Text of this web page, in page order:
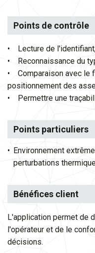
Points de contrôle
• Lecture de
• Reconnaissance du
• Comparaison avec le
positionnement des
• Permettre une
Points particuliers
Environnement
perturbations
Bénéfices client
L'application permet de
l'opérateur et de le
décisions.